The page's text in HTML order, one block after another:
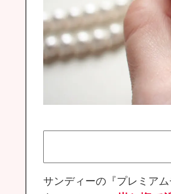
サンディーの『プレミア